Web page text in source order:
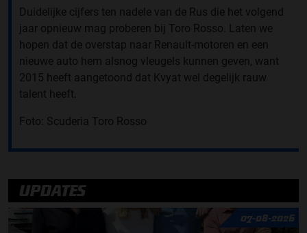
Duidelijke cijfers ten nadele van de Rus die het volgend
jaar opnieuw mag proberen bij Toro Rosso. Laten we
hopen dat de overstap naar Renault-motoren en een
nieuwe auto hem alsnog vleugels kunnen geven, want
2015 heeft aangetoond dat Kvyat wel degelijk rauw
talent heeft.
Foto: Scuderia Toro Rosso
UPDATES
07-08-2026